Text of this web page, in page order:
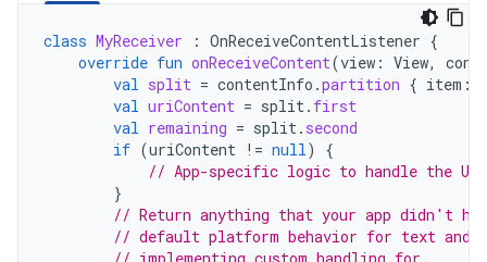
class MyReceiver : OnReceiveContentListener {
override fun onReceiveContent(view : View,
val split = contentInfo .partition { item :
val uriContent = split. first
val remaining = split. second
if (uriContent != null)
{
// App-specific logic to handle the
}
// Return anything that your app didn't
// default platform behavior for text and